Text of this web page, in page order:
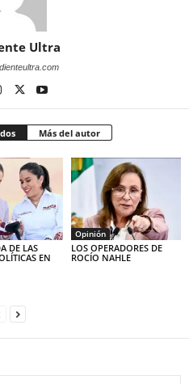
Ultra
Más del autor
DE LAS
EN
Opinión
LOS OPERADORES DE
ROCÍO NAHLE